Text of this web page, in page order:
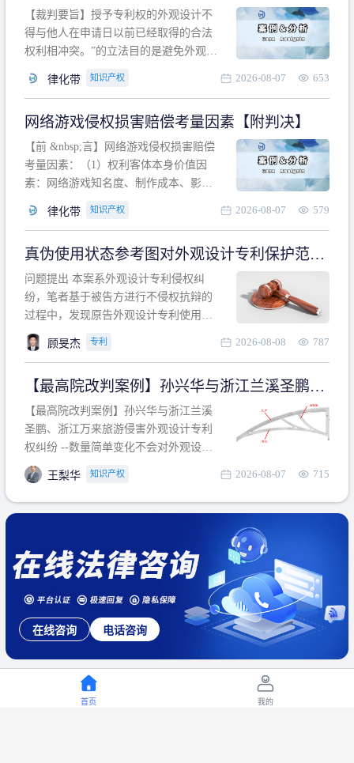
例的裁判要旨 目录 第一部分、刮码剪码
刮
【裁判要旨】授予专利权的外观设计不
得与他人在申请日以前已经取得的合法
权利相冲突。”的立法目的是避免外观设
冲突。基于此，凡是因该外观设计的实
于该款规定的规制范畴。“合法权利”不宜
作狭义解释，一般情况下，只要依法享
有的、在本专利申请日之
律化带 知识产权 2026-08-07 653
网络游戏侵权损害赔偿考量因素【附判决】
【前 &nbsp;言】网络游戏侵权损害赔偿
考量因素：（1）权利客体本身价值因
素：网络游戏知名度、制作成本、影响
利角度因素：被诉侵权游戏销售数量、
人数、活跃人数、市场占用率；（3）被
告主观因素：被告的主观恶意、是否明
知或应知、是否有
律化带 知识产权 2026-08-07 579
真伪使用状态参考图对外观设计专利保护范围
的影响
问题提出 本案系外观设计专利侵权纠
纷，笔者基于被告方进行不侵权抗辩的
过程中，发现原告外观设计专利使用状
态参考图中的外观设计与被告涉案商品
的视觉效果存在显著区别。故就使用状
保护范围确定进行了研究，将办案体会
与研究过程记录如下： 简要结论： 笔者
提出使用状态参考图应以
顾旻杰 专利 2026-08-08 787
【最高院改判案例】孙兴华与浙江兰溪圣鹏、
浙江万来旅游侵害外观设计专利权纠纷
【最高院改判案例】孙兴华与浙江兰溪
圣鹏、浙江万来旅游侵害外观设计专利
权纠纷 --数量简单变化不会对外观设计
产生视觉影响，及现有设计抗辩与专利
无效再审改判可以执行回转 【承办律
师】 王梨华 浙江杭知桥律师事务所 【案
民再2
王梨华 知识产权 2026-08-07 715
在线咨询 电话咨询
首页 我的